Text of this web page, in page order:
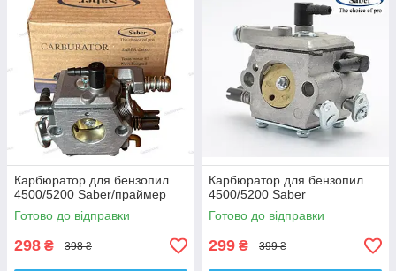
Карбюратор для бензопил
4500/5200 Saber/праймер
Готово до відправки
298 ₴ 398 ₴
Карбюратор для бензопил
4500/5200 Saber
Готово до відправки
299 ₴ 399 ₴